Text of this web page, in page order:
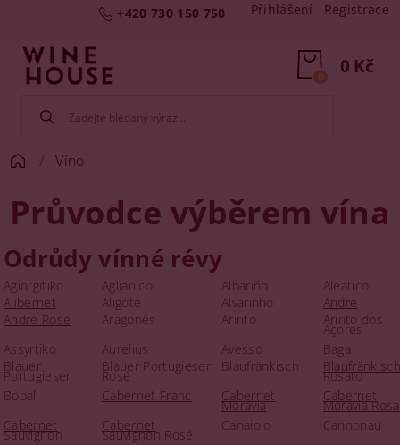
+420 730 150 750 Přihlášení Registrace
0 Kč
0
Víno
Průvodce výběrem vína
Odrůdy vínné révy
Agiorgitiko Aglianico Albariño
Aleatico
Alibernet
Aligoté Alvarinho
André
André Rosé
Aragonês Arinto Arinto dos
Açores
Assyrtiko
Aurelius Avesso
Baga
Blauer
Portugieser
Blauer Portugieser
Rosé
Blaufränkisch Blaufränkisch
Rosato
Bobal
Cabernet Franc Cabernet
Moravia
Cabernet
Moravia
Cabernet
Sauvignon
Cabernet
Sauvignon Rosé
Canaiolo
Cannonau